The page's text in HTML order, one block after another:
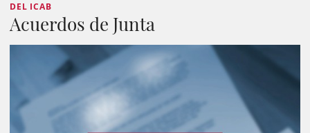
DEL ICAB
Acuerdos de Junta